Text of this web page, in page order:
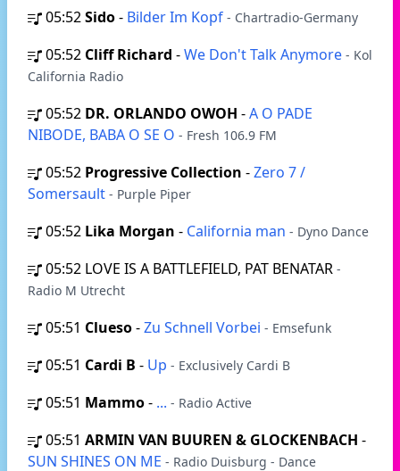
05:52Sido- Bilder Im Kopf - Chartradio-Germany
05:52 Cliff Richard -We Don't Talk Anymore - Kol
California Radio
05:52 DR. ORLANDO OWOH -A O PADE
NIBODE, BABA O SE O - Fresh 106.9 FM
05:52 Progressive Collection -Zero 7 /
Somersault - Purple Piper
05:52 Lika Morgan - California man - Dyno Dance
05:52 LOVE IS A BATTLEFIELD, PAT BENATAR -
Radio M Utrecht
05:51 Clueso-Zu Schnell Vorbei - Emsefunk
05:51 Cardi B - Up - Exclusively Cardi B
05:51 Mammo- ... - Radio Active
05:51 ARMIN VAN BUUREN & GLOCKENBACH -
SUN SHINES ON ME - Radio Duisburg - Dance